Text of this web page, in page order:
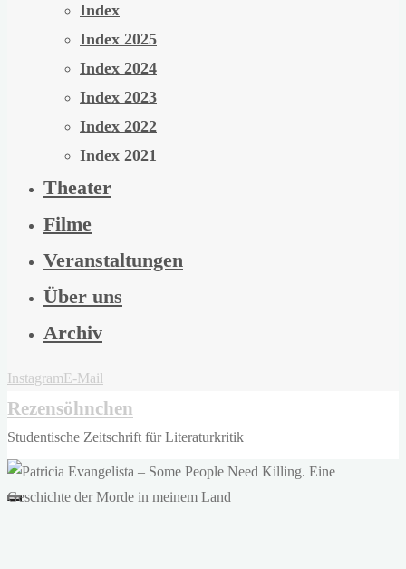
Index
Index 2025
Index 2024
Index 2023
Index 2022
Index 2021
Theater
Filme
Veranstaltungen
Über uns
Archiv
InstagramE-Mail
Rezensöhnchen
Studentische Zeitschrift für Literaturkritik